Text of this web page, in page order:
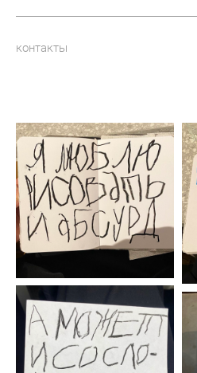
контакты